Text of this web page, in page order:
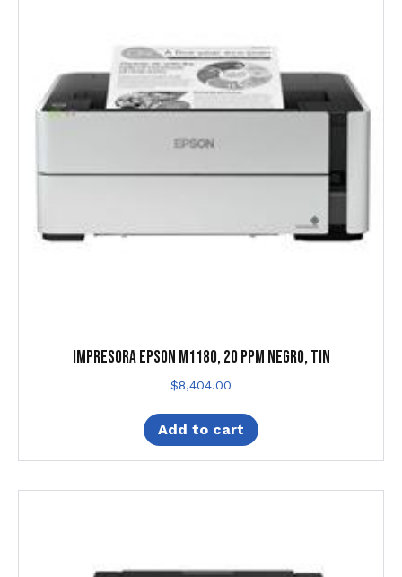
IMPRESORA EPSON M1180, 20 PPM NEGRO, TIN
$8,404.00
Add to cart